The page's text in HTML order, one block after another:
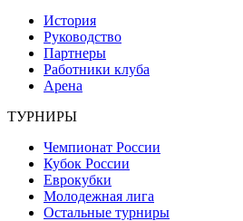
История
Руководство
Партнеры
Работники клуба
Арена
ТУРНИРЫ
Чемпионат России
Кубок России
Еврокубки
Молодежная лига
Остальные турниры